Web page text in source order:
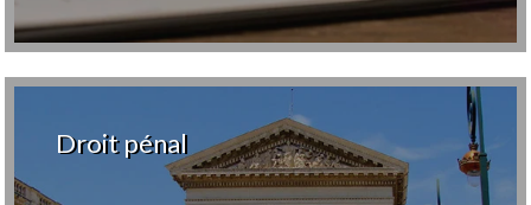
Droit pénal